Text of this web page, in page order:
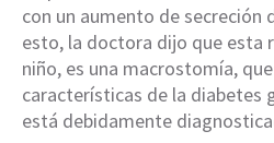
con un aumento de secreción
esto, la doctora dijo que esta
niño, es una macrostomía,
características de la diabetes
está debidamente